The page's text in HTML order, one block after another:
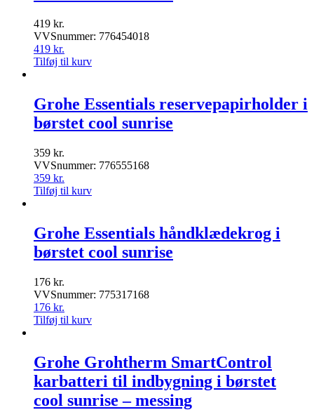
419 kr.
VVSnummer: 776454018
419 kr.
Tilføj til kurv
Grohe Essentials reservepapirholder i
børstet cool sunrise
359 kr.
VVSnummer: 776555168
359 kr.
Tilføj til kurv
Grohe Essentials håndklædekrog i
børstet cool sunrise
176 kr.
VVSnummer: 775317168
176 kr.
Tilføj til kurv
Grohe Grohtherm SmartControl
karbatteri til indbygning i børstet
cool sunrise – messing